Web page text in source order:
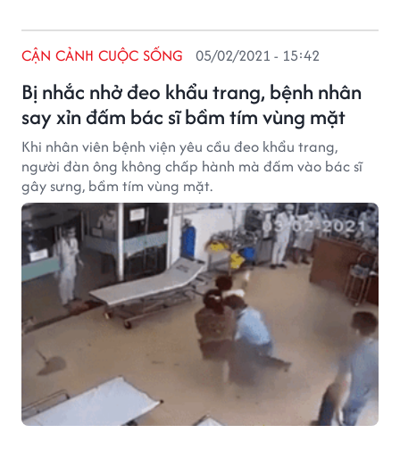
Bị nhắc nhở đeo khẩu trang, bệnh nhân
say xỉn đấm bác sĩ bầm tím vùng mặt
CẬN CẢNH CUỘC SỐNG 05/02/2021 - 15:42
Khi nhân viên bệnh viện yêu cầu đeo khẩu trang,
người đàn ông không chấp hành mà đấm vào bác sĩ
gây sưng, bầm tím vùng mặt.